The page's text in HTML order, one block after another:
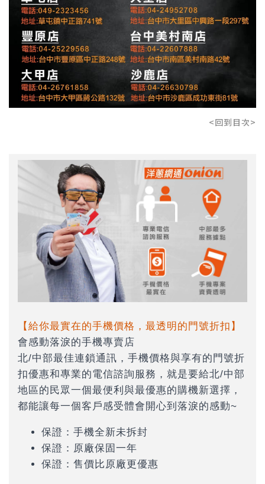
<回到目次>
【給你最實在的手機價格，最透明的門號折扣】
會感動落淚的手機專賣店
北/中部最佳連鎖通訊，手機價格與享有的門號折
扣優惠和專業的電信諮詢服務，就是要給北/中部
地區的民眾一個最便利與最優惠的購機新選擇，
都能讓每一個客戶感受體會開心到落淚的感動~
保證：手機全新未拆封
保證：原廠保固一年
保證：售價比原廠更優惠